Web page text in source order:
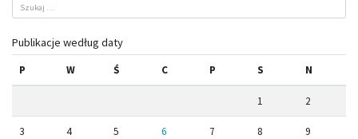
Publikacje według daty
P W Ś C P S N
1 2
3 4 5 6 7 8 9